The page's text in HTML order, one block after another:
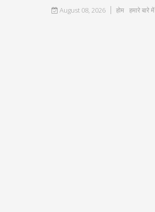
August 08, 2026 होम हमारे बारे में